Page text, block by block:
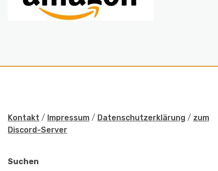
Kontakt / Impressum / Datenschutzerklärung / zum
Discord-Server
Suchen